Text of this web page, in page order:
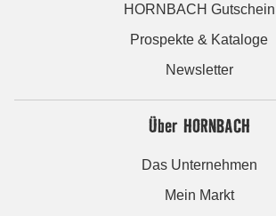
HORNBACH Gutschein
Prospekte & Kataloge
Newsletter
Über HORNBACH
Das Unternehmen
Mein Markt